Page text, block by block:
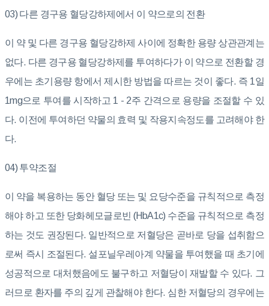
03) 다른 경구용 혈당강하제에서 이 약으로의 전환
이 약 및 다른 경구용 혈당강하제 사이에 정확한 용량 상관관계는
없다. 다른 경구용 혈당강하제를 투여하다가 이 약으로 전환할 경
우에는 초기용량 항에서 제시한 방법을 따르는 것이 좋다. 즉 1일
1mg으로 투여를 시작하고 1 - 2주 간격으로 용량을 조절할 수 있
다. 이전에 투여하던 약물의 효력 및 작용지속정도를 고려해야 한
다.
04) 투약조절
이 약을 복용하는 동안 혈당 또는 및 요당수준을 규칙적으로 측정
해야 하고 또한 당화헤모글로빈 (HbA1c) 수준을 규칙적으로 측정
하는 것도 권장된다. 일반적으로 저혈당은 곧바로 당을 섭취함으
로써 즉시 조절된다. 설포닐우레아계 약물을 투여했을 때 초기에
성공적으로 대처했음에도 불구하고 저혈당이 재발할 수 있다. 그
러므로 환자를 주의 깊게 관찰해야 한다. 심한 저혈당의 경우에는